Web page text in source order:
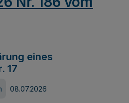
eines
17
08.07.2026